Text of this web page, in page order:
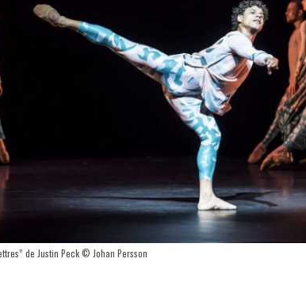
de Justin Peck © Johan Persson